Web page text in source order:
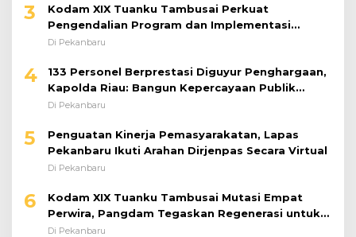
3
Kodam XIX Tuanku Tambusai Perkuat
Pengendalian Program dan Implementasi
Doktrin TNI AD
Di Pekanbaru
4
133 Personel Berprestasi Diguyur Penghargaan,
Kapolda Riau: Bangun Kepercayaan Publik
dengan Karya Nyata
Di Pekanbaru
5
Penguatan Kinerja Pemasyarakatan, Lapas
Pekanbaru Ikuti Arahan Dirjenpas Secara Virtual
Di Pekanbaru
6
Kodam XIX Tuanku Tambusai Mutasi Empat
Perwira, Pangdam Tegaskan Regenerasi untuk
Perkuat Kinerja Satuan
Di Pekanbaru